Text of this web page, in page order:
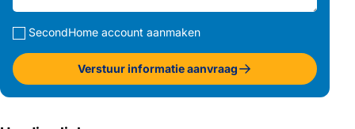
SecondHome account aanmaken
Verstuur informatie aanvraag